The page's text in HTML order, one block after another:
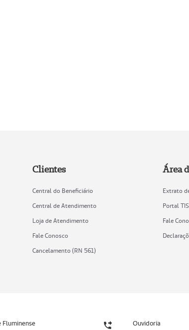
Clientes
Central do Beneficiário
Central de Atendimento
Loja de Atendimento
Fale Conosco
Cancelamento (RN 561)
Área
Extrato
Portal
Fale
Fluminense Ouvidoria